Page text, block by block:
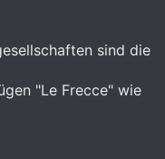
sind die
"Le Frecce" wie